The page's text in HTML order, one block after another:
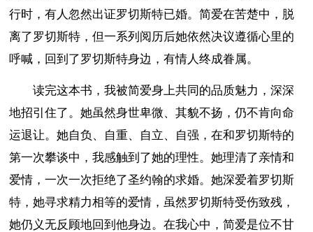
行时，有人忽然出证罗切斯特已婚。简爱在苦楚中，脱
离了罗切斯特，但一系列阅历后她依然决议遵循心里的
呼喊，回到了罗切斯特身边，有情人终成眷属。
读完这本书，我被简爱身上共同的品质魅力，深深
地招引住了。她虽然身世卑微、其貌不扬，仍不肯向命
运退让。她自负、自重、自立、自强，在和罗切斯特的
第一次攀谈中，我感触到了她的理性。她理清了亲情和
爱情，一次一次拒绝了圣约翰的求婚。她深爱着罗切斯
特，她寻求精力相等的爱情，虽然罗切斯特受伤致残，
她仍义无反顾地回到他身边。在我心中，简爱是位不甘